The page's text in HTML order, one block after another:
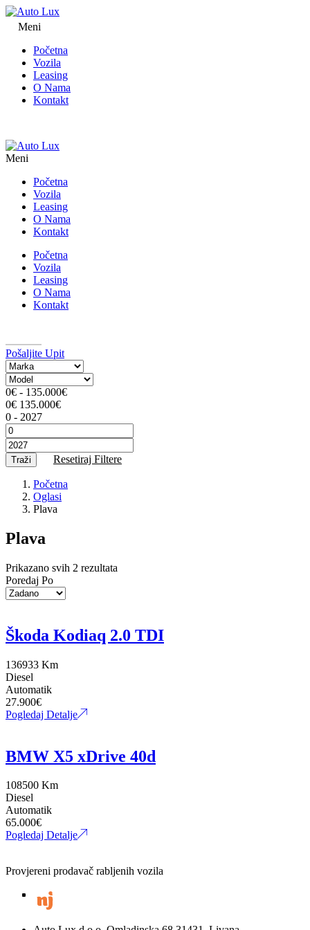
Meni
Početna
Vozila
Leasing
O Nama
Kontakt
Meni
Početna
Vozila
Leasing
O Nama
Kontakt
Početna
Vozila
Leasing
O Nama
Kontakt
Pošaljite Upit
0€ - 135.000€
0€ 135.000€
0 - 2027
Traži Resetiraj Filtere
Početna
Oglasi
Plava
Plava
Prikazano svih 2 rezultata
Poredaj Po
Škoda Kodiaq 2.0 TDI
136933 Km
Diesel
Automatik
27.900€
Pogledaj Detalje
BMW X5 xDrive 40d
108500 Km
Diesel
Automatik
65.000€
Pogledaj Detalje
Provjereni prodavač rabljenih vozila